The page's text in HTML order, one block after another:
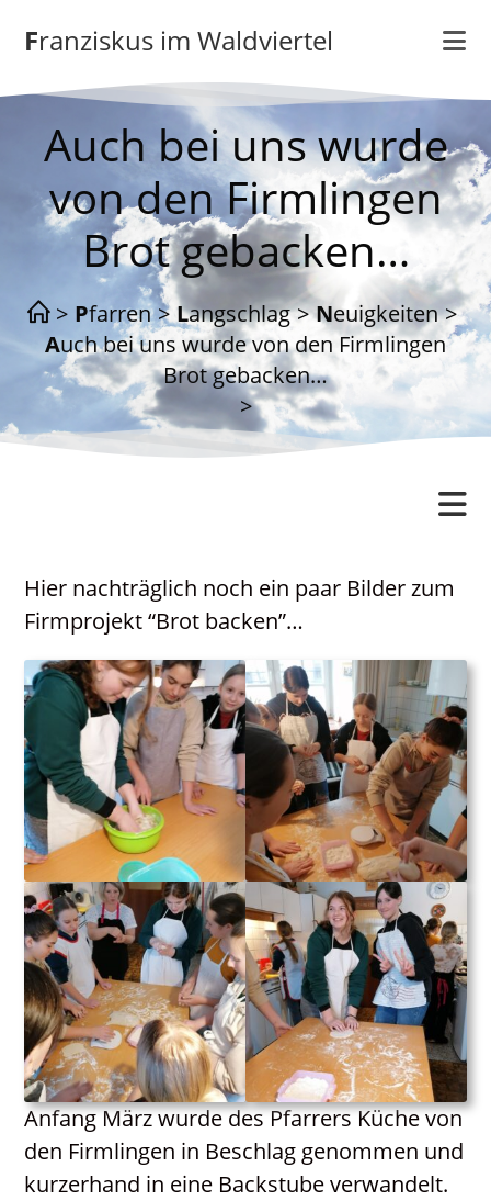
Inhalt
springenFranziskus im Waldviertel
Auch bei uns wurde
von den Firmlingen
Brot gebacken…
> Pfarren > Langschlag > Neuigkeiten >
Auch bei uns wurde von den Firmlingen
Brot gebacken…
>
Gottesdienstordnung
Kontakt
Neuigkeiten
Hier nachträglich noch ein paar Bilder zum
Firmprojekt “Brot backen”…
Anfang März wurde des Pfarrers Küche von
den Firmlingen in Beschlag genommen und
kurzerhand in eine Backstube verwandelt.